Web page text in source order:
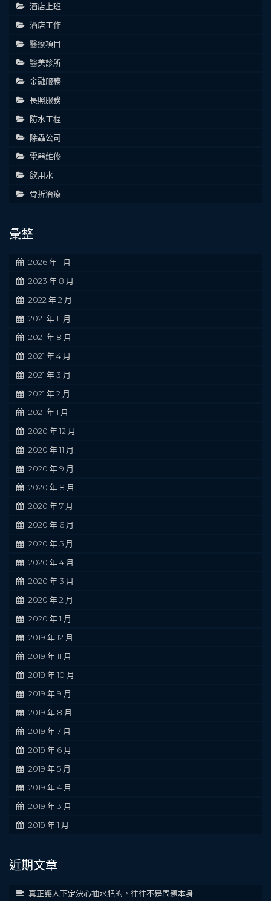
酒店上班
酒店工作
醫療項目
醫美診所
金融服務
長照服務
防水工程
除蟲公司
電器維修
飲用水
骨折治療
彙整
2026 年 1 月
2023 年 8 月
2022 年 2 月
2021 年 11 月
2021 年 8 月
2021 年 4 月
2021 年 3 月
2021 年 2 月
2021 年 1 月
2020 年 12 月
2020 年 11 月
2020 年 9 月
2020 年 8 月
2020 年 7 月
2020 年 6 月
2020 年 5 月
2020 年 4 月
2020 年 3 月
2020 年 2 月
2020 年 1 月
2019 年 12 月
2019 年 11 月
2019 年 10 月
2019 年 9 月
2019 年 8 月
2019 年 7 月
2019 年 6 月
2019 年 5 月
2019 年 4 月
2019 年 3 月
2019 年 1 月
近期文章
真正讓人下定決心抽水肥的，往往不是問題本身